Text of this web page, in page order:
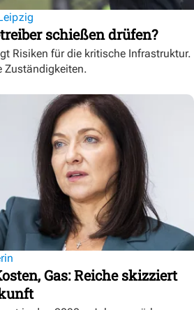
schießen drüfen?
Risiken für die kritische Infrastruktur.
Zuständigkeiten.
Gas: Reiche skizziert